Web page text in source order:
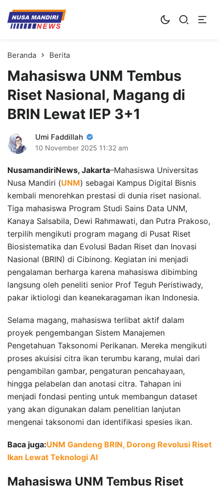
Kampus Digital Bisnis
Universitas Nusa Mandiri
Beranda Berita
Mahasiswa UNM Tembus
Riset Nasional, Magang di
BRIN Lewat IEP 3+1
Umi Faddillah
10 November 2025 11:32 am
NusamandiriNews, Jakarta–Mahasiswa Universitas
Nusa Mandiri (UNM) sebagai Kampus Digital Bisnis
kembali menorehkan prestasi di dunia riset nasional.
Tiga mahasiswa Program Studi Sains Data UNM,
Kanaya Salsabila, Dewi Rahmawati, dan Putra Prakoso,
terpilih mengikuti program magang di Pusat Riset
Biosistematika dan Evolusi Badan Riset dan Inovasi
Nasional (BRIN) di Cibinong. Kegiatan ini menjadi
pengalaman berharga karena mahasiswa dibimbing
langsung oleh peneliti senior Prof Teguh Peristiwady,
pakar iktiologi dan keanekaragaman ikan Indonesia.
Selama magang, mahasiswa terlibat aktif dalam
proyek pengembangan Sistem Manajemen
Pengetahuan Taksonomi Perikanan. Mereka mengikuti
proses akuisisi citra ikan terumbu karang, mulai dari
pengambilan gambar, pengaturan pencahayaan,
hingga pelabelan dan anotasi citra. Tahapan ini
menjadi fondasi penting untuk membangun dataset
yang akan digunakan dalam penelitian lanjutan
mengenai taksonomi dan identifikasi spesies ikan.
Baca juga:UNM Gandeng BRIN, Dorong Revolusi Riset
Ikan Lewat Teknologi AI
Mahasiswa UNM Tembus Riset